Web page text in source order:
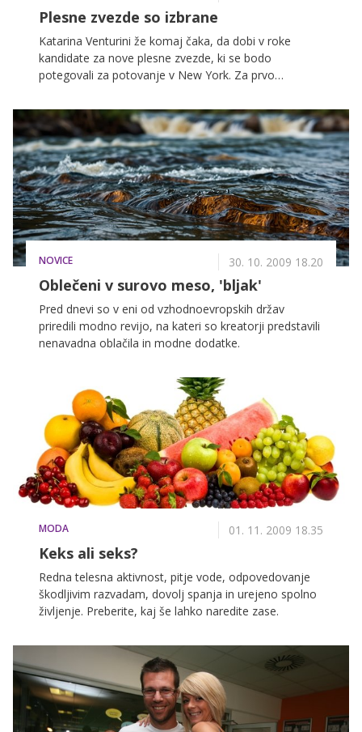
Plesne zvezde so izbrane
Katarina Venturini že komaj čaka, da dobi v roke
kandidate za nove plesne zvezde, ki se bodo
potegovali za potovanje v New York. Za prvo
pokazati tudi veliko domišljije.
NOVICE 30. 10. 2009 18.20
Oblečeni v surovo meso, 'bljak'
Pred dnevi so v eni od vzhodnoevropskih držav
priredili modno revijo, na kateri so kreatorji predstavili
nenavadna oblačila in modne dodatke.
MODA 01. 11. 2009 18.35
Keks ali seks?
Redna telesna aktivnost, pitje vode, odpovedovanje
škodljivim razvadam, dovolj spanja in urejeno spolno
življenje. Preberite, kaj še lahko naredite zase.